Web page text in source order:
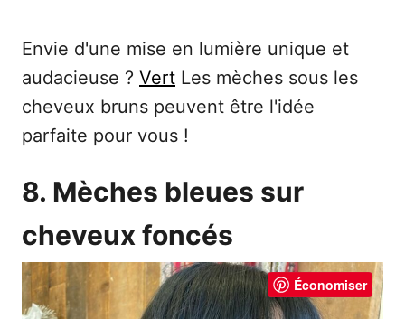
Envie d'une mise en lumière unique et
audacieuse ? Vert Les mèches sous les
cheveux bruns peuvent être l'idée
parfaite pour vous !
8. Mèches bleues sur
cheveux foncés
Économiser